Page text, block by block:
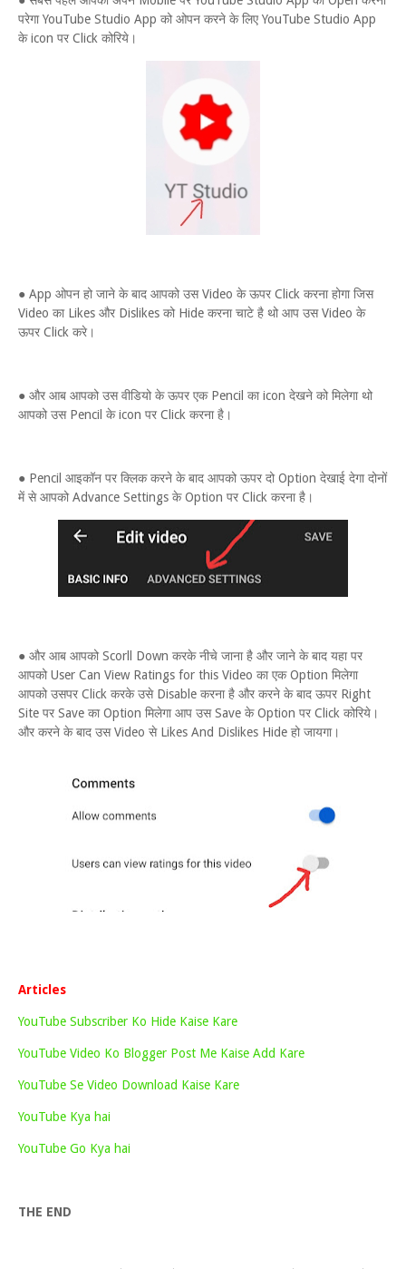
परेगा YouTube Studio App को ओपन करने के लिए YouTube Studio App
के icon पर Click कोरिये।
● App ओपन हो जाने के बाद आपको उस Video के ऊपर Click करना होगा जिस
Video का Likes और Dislikes को Hide करना चाटे है थो आप उस Video के
ऊपर Click करे।
● और आब आपको उस वीडियो के ऊपर एक Pencil का icon देखने को मिलेगा थो
आपको उस Pencil के icon पर Click करना है।
● Pencil आइकॉन पर क्लिक करने के बाद आपको ऊपर दो Option देखाई देगा दोनों
में से आपको Advance Settings के Option पर Click करना है।
● और आब आपको Scorll Down करके नीचे जाना है और जाने के बाद यहा पर
आपको User Can View Ratings for this Video का एक Option मिलेगा
आपको उसपर Click करके उसे Disable करना है और करने के बाद ऊपर Right
Site पर Save का Option मिलेगा आप उस Save के Option पर Click कोरिये।
और करने के बाद उस Video से Likes And Dislikes Hide हो जायगा।
Articles
YouTube Subscriber Ko Hide Kaise Kare
YouTube Video Ko Blogger Post Me Kaise Add Kare
YouTube Se Video Download Kaise Kare
YouTube Kya hai
YouTube Go Kya hai
THE END